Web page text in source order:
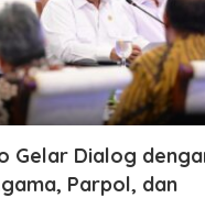
Gelar Dialog
Parpol, dan